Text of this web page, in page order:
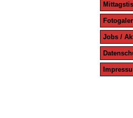
Jobs /